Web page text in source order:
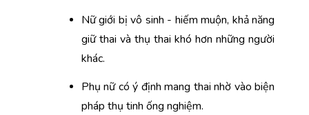
Nữ giới bị vô sinh - hiếm muộn, khả năng
giữ thai và thụ thai khó hơn những người
khác.
Phụ nữ có ý định mang thai nhờ vào biện
pháp thụ tinh ống nghiệm.